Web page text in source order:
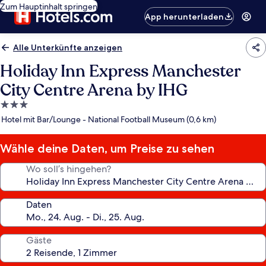
Zum Hauptinhalt springen
App herunterladen
Alle Unterkünfte anzeigen
Holiday Inn Express Manchester
City Centre Arena by IHG
3.0-
Sterne-
Hotel mit Bar/Lounge - National Football Museum (0,6 km)
Wähle deine Daten, um Preise zu sehen
Wo soll’s hingehen?
Daten
Gäste